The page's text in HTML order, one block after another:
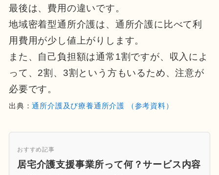
最後は、費用の違いです。
地域密着型通所介護は、通所介護に比べて利
用費用が少し値上がりします。
また、自己負担額は通常1割ですが、収入によ
って、2割、3割という方もいるため、注意が
必要です。
出典：通所介護及び療養通所介護 （参考資料）
おすすめ記事
居宅介護支援事業所って何？サービス内容